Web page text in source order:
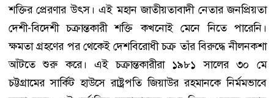
শক্তির প্রেরণার উৎস। এই মহান জাতীয়তাবাদী নেতার জনপ্রিয়তা
দেশী-বিদেশী চক্রান্তকারী শক্তি কখনোই মেনে নিতে পারেনি।
ক্ষমতা গ্রহণের পর থেকেই দেশবিরোধী চক্র তাঁর বিরুদ্ধে নীলনকশা
আঁটতে শুরু করে। এই চক্রান্তকারীরা ১৯৮১ সালের ৩০ মে
চট্টগ্রামের সার্কিট হাউসে রাষ্ট্রপতি জিয়াউর রহমানকে নির্মমভাবে